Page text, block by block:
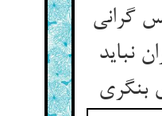
گرانی
نباید
بنگری